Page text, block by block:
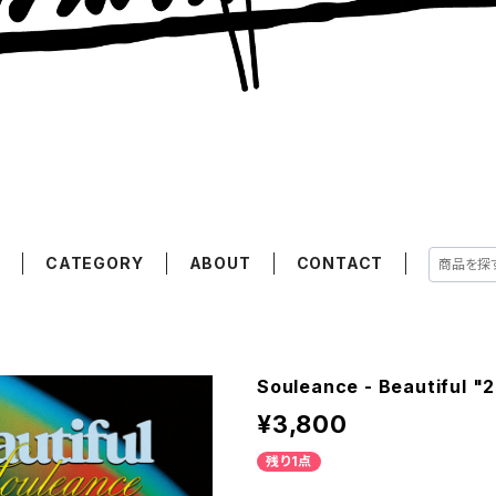
CATEGORY ABOUT CONTACT
Souleance - Beautiful
¥3,800
残り1点